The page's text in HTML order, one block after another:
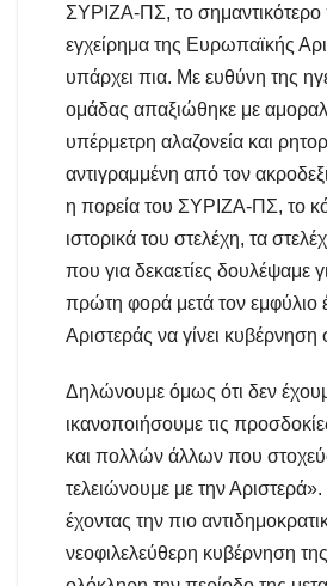
ΣΥΡΙΖΑ-ΠΣ, το σημαντικότερο
εγχείρημα της Ευρωπαϊκής
υπάρχει πια. Με ευθύνη της
ομάδας απαξιώθηκε με
υπέρμετρη αλαζονεία και
αντιγραμμένη από τον
η πορεία του ΣΥΡΙΖΑ-ΠΣ, το
ιστορικά του στελέχη, τα
που για δεκαετίες δουλέψαμε
πρώτη φορά μετά τον εμφύλιο
Αριστεράς να γίνει
Δηλώνουμε όμως ότι δεν
ικανοποιήσουμε τις
και πολλών άλλων που
τελειώνουμε με την
έχοντας την πιο
νεοφιλελεύθερη κυβέρνηση